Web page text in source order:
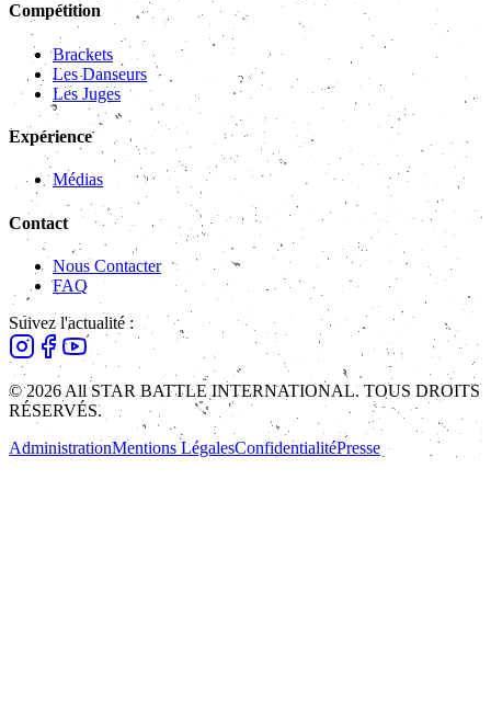
Compétition
Brackets
Les Danseurs
Les Juges
Expérience
Médias
Contact
Nous Contacter
FAQ
Suivez l'actualité :
© 2026 All STAR BATTLE INTERNATIONAL. TOUS DROITS
RÉSERVÉS.
AdministrationMentions LégalesConfidentialitéPresse